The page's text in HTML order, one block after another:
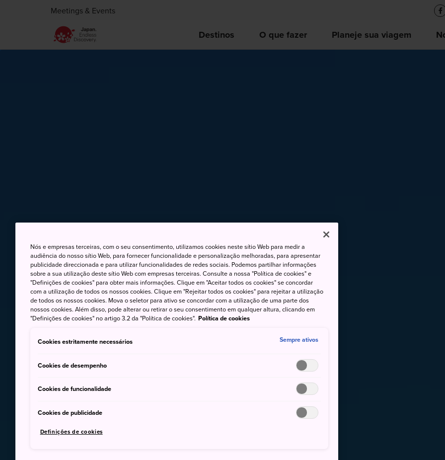
Meetings & Events
Destinos O que fazer Planeje sua viagem
Nós e empresas terceiras, com o seu consentimento, utilizamos cookies neste sítio Web para medir a
audiência do nosso sítio Web, para fornecer funcionalidade e personalização melhoradas, para apresentar
publicidade direccionada e para utilizar funcionalidades de redes sociais. Podemos partilhar informações
sobre a sua utilização deste sítio Web com empresas terceiras. Consulte a nossa "Política de cookies" e
"Definições de cookies" para obter mais informações. Clique em "Aceitar todos os cookies" se concordar
com a utilização de todos os nossos cookies. Clique em "Rejeitar todos os cookies" para rejeitar a utilização
de todos os nossos cookies. Mova o seletor para ativo se concordar com a utilização de uma parte dos
nossos cookies. Além disso, pode alterar ou retirar o seu consentimento em qualquer altura, clicando em
"Definições de cookies" no artigo 3.2 da "Política de cookies". Política de cookies
Cookies estritamente necessários Sempre ativos
Cookies de desempenho
Cookies de funcionalidade
Cookies de publicidade
Definições de cookies